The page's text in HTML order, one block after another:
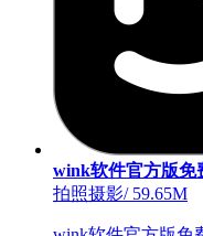
wink软件官方版免
拍照摄影/59.65M